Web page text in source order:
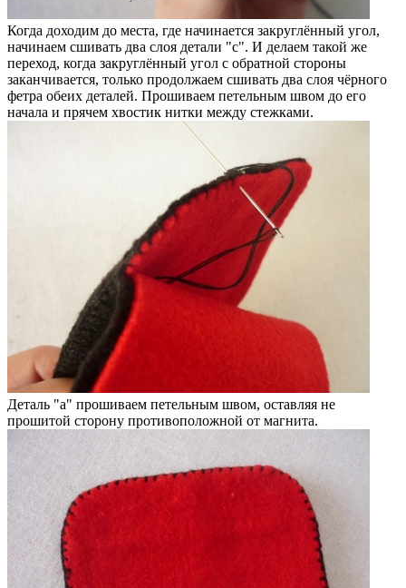
Когда доходим до места, где начинается закруглённый угол,
начинаем сшивать два слоя детали "c". И делаем такой же
переход, когда закруглённый угол с обратной стороны
заканчивается, только продолжаем сшивать два слоя чёрного
фетра обеих деталей. Прошиваем петельным швом до его
начала и прячем хвостик нитки между стежками.
Деталь "a" прошиваем петельным швом, оставляя не
прошитой сторону противоположной от магнита.